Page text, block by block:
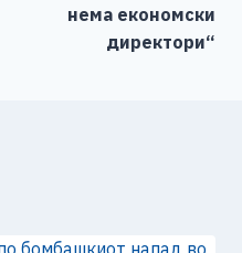
нема економски
директори“